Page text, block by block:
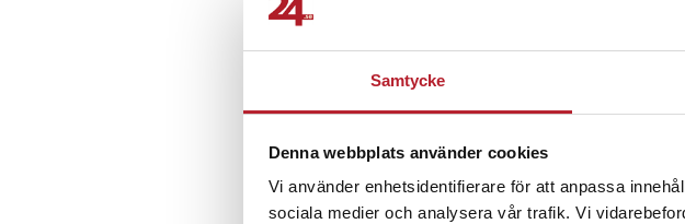
Samtycke
Denna webbplats använder cookies
Vi använder enhetsidentifierare för att anpassa
sociala medier och analysera vår trafik. Vi
kondenserande)
- Luftfuktighet vid förvaring: 5 ~ 90 % (icke-
Artikelnummer: 118629
Samuel T•9 månader sedan
Tobbe H• 1 år sedan